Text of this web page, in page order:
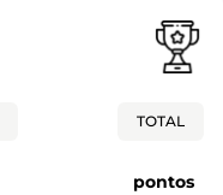
TOTAL
pontos